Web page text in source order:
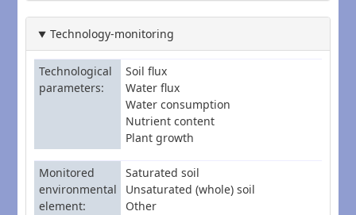
Technology-monitoring
Technological
parameters
Soil flux
Water flux
Water consumption
Nutrient content
Plant growth
Monitored
environmental
element
Saturated soil
Unsaturated (whole) soil
Other